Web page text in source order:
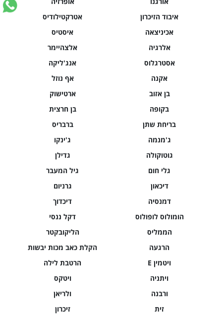
אטרקטילודיס
איבוד הזיכרון
איסטיס
אכיניצאה
אלצהיימר
אלרגיה
אנג'ליקה
אסטרגלוס
אף נוזל
אקנה
ארטישוק
בן אזוב
בן חרצית
בקופה
ברבריס
בריחת שתן
ג'ינקו
ג'מנמה
גדילן
גוטוקולה
גיל המעבר
גלי חום
גרניום
דיכאון
דיכדוך
דמנסיה
דקל ננסי
הומולוס לופולוס
הליקובקטר
הממליס
הקלת כאב מכות יבשות
הרגעה
הרטבת לילה
ויטמין E
ויטקס
ויתניה
ולריאן
ורבנה
זיכרון
זית